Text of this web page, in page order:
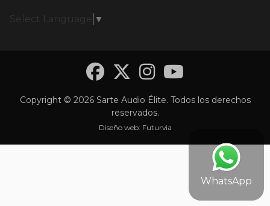
Select Language ▼
Facebook
Twitter
Copyright © 2026 Sarte Audio Élite. Todos los derechos
reservados.
Diseño web: Futurvia
WhatsApp